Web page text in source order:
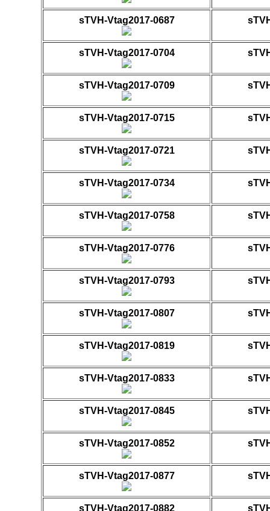
sTVH-Vtag2017-0687
sTVH-Vtag2017-0704
sTVH-Vtag2017-0709
sTVH-Vtag2017-0715
sTVH-Vtag2017-0721
sTVH-Vtag2017-0734
sTVH-Vtag2017-0758
sTVH-Vtag2017-0776
sTVH-Vtag2017-0793
sTVH-Vtag2017-0807
sTVH-Vtag2017-0819
sTVH-Vtag2017-0833
sTVH-Vtag2017-0845
sTVH-Vtag2017-0852
sTVH-Vtag2017-0877
sTVH-Vtag2017-0882